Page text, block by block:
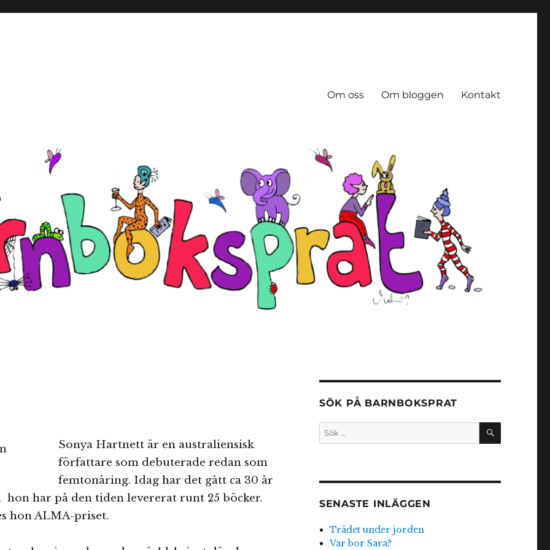
Om oss Om bloggen Kontakt
Sonya Hartnett är en australiensisk
författare som debuterade redan som
femtonåring. Idag har det gått ca 30 år
hon har på den tiden levererat runt 25 böcker.
hon ALMA-priset.
SÖK PÅ BARNBOKSPRAT
Sök
efter:
SÖK
SENASTE INLÄGGEN
Trädet under jorden
Var bor Sara?